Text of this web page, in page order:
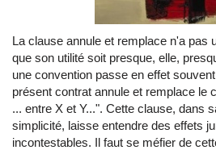
La clause annule et remplace n'a pas
que son utilité soit presque, elle,
une convention passe en effet
présent contrat annule et remplace le
... entre X et Y...". Cette clause, dans
simplicité, laisse entendre des effets
incontestables. Il faut se méfier de